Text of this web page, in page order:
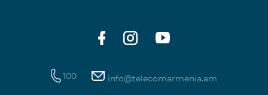
100 info@telecomarmenia.am